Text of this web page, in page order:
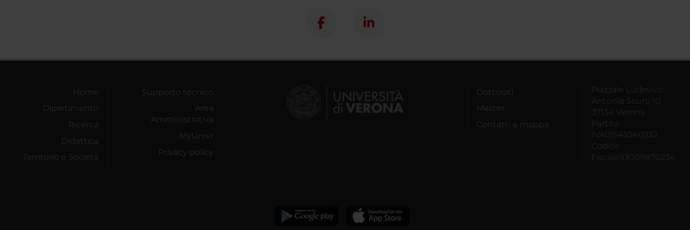
Home
Dipartimento
Ricerca
Didattica
Territorio e Società
Supporto tecnico
Area
Amministrativa
MyUnivr
Privacy policy
Dottorati
Master
Contatti e mappa
Piazzale Ludovico
Antonio Scuro 10
37134 Verona
Partita
IVA01541040232
Codice
Fiscale93009870234